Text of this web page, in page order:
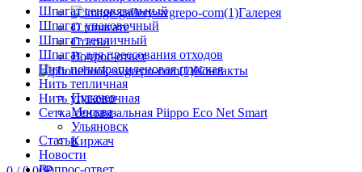
Галерея
О шпагате
Статьи
Вопрос-ответ
Контакты
Пугачев
Москва
Ульяновск
Киржач
Шпагат сеновязальный
Шпагат упаковочный
Шпагат тепличный
Шпагат для прессования отходов
Нить полипропиленовая плоская
Нить тепличная
Нить упаковочная
Сетка сеновязальная Piippo Eco Net Smart
Статьи
Новости
Вопрос-ответ